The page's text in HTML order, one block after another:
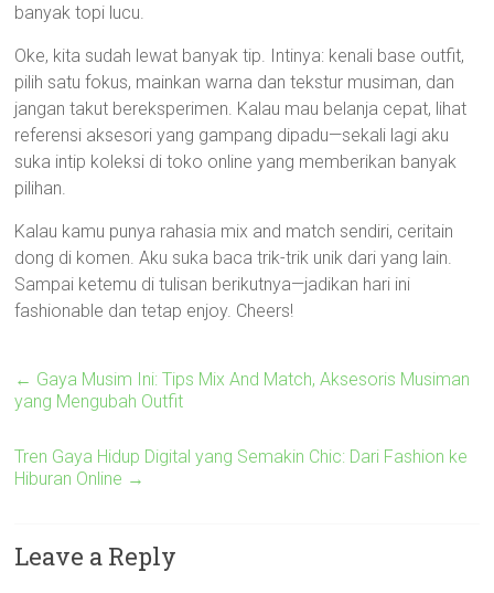
banyak topi lucu.
Oke, kita sudah lewat banyak tip. Intinya: kenali base outfit,
pilih satu fokus, mainkan warna dan tekstur musiman, dan
jangan takut bereksperimen. Kalau mau belanja cepat, lihat
referensi aksesori yang gampang dipadu—sekali lagi aku
suka intip koleksi di toko online yang memberikan banyak
pilihan.
Kalau kamu punya rahasia mix and match sendiri, ceritain
dong di komen. Aku suka baca trik-trik unik dari yang lain.
Sampai ketemu di tulisan berikutnya—jadikan hari ini
fashionable dan tetap enjoy. Cheers!
← Gaya Musim Ini: Tips Mix And Match, Aksesoris Musiman
yang Mengubah Outfit
Tren Gaya Hidup Digital yang Semakin Chic: Dari Fashion ke
Hiburan Online →
Leave a Reply